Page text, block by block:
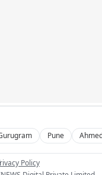
Pune
Policy